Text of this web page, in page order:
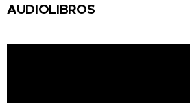
AUDIOLIBROS